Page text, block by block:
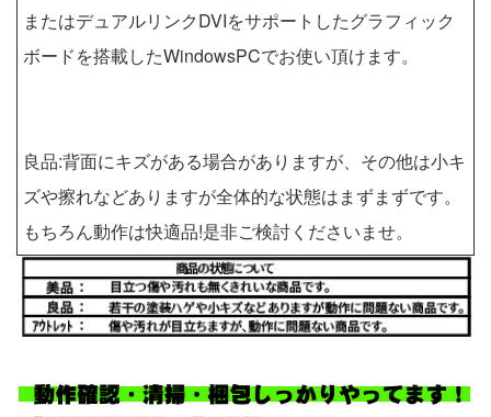
またはデュアルリンクDVIをサポートしたグラフィック
ボードを搭載したWindowsPCでお使い頂けます。
良品:背面にキズがある場合がありますが、その他は小キ
ズや擦れなどありますが全体的な状態はまずまずです。
もちろん動作は快適品!是非ご検討くださいませ。